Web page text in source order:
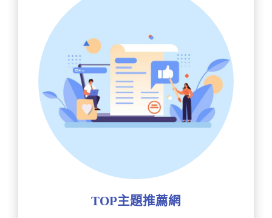
TOP主題推薦網